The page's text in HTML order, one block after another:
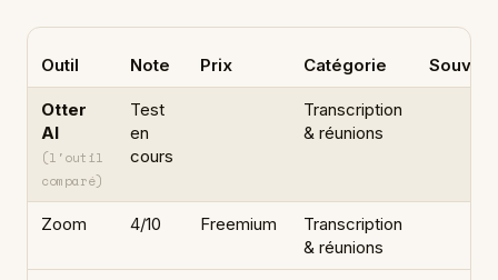
Outil Note Prix Catégorie
Otter
AI
(l'outil
comparé)
Test
en
cours
Transcription
& réunions
Zoom 4/10 Freemium
Transcription
& réunions